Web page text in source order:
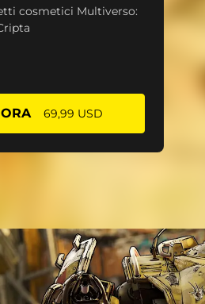
cosmetici Multiverso:
69,99 USD